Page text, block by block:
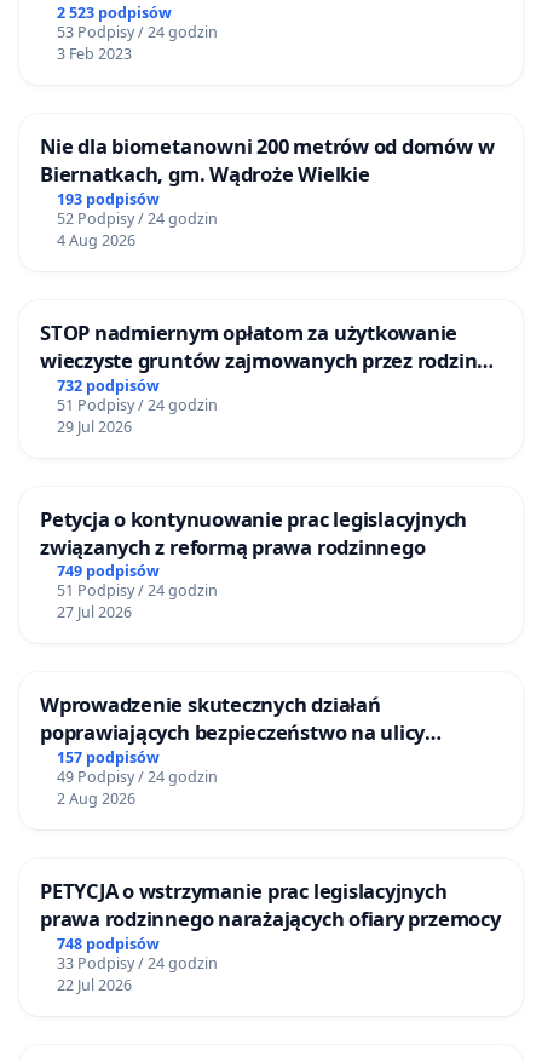
2 523 podpisów
53 Podpisy / 24 godzin
3 Feb 2023
Nie dla biometanowni 200 metrów od domów w
Biernatkach, gm. Wądroże Wielkie
193 podpisów
52 Podpisy / 24 godzin
4 Aug 2026
STOP nadmiernym opłatom za użytkowanie
wieczyste gruntów zajmowanych przez rodzinne
ogrody działkowe.
732 podpisów
51 Podpisy / 24 godzin
29 Jul 2026
Petycja o kontynuowanie prac legislacyjnych
związanych z reformą prawa rodzinnego
749 podpisów
51 Podpisy / 24 godzin
27 Jul 2026
Wprowadzenie skutecznych działań
poprawiających bezpieczeństwo na ulicy
Żeromskiego w Otwocku
157 podpisów
49 Podpisy / 24 godzin
2 Aug 2026
PETYCJA o wstrzymanie prac legislacyjnych
prawa rodzinnego narażających ofiary przemocy
748 podpisów
33 Podpisy / 24 godzin
22 Jul 2026